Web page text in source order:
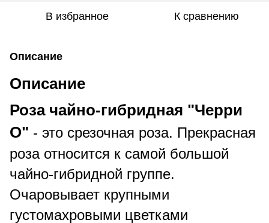
В избранное К сравнению
Описание
Описание
Роза чайно-гибридная "Черри
О" - это срезочная роза. Прекрасная
роза относится к самой большой
чайно-гибридной группе.
Очаровывает крупными
густомахровыми цветками